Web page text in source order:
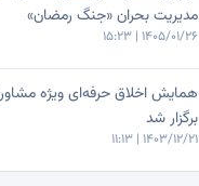
مدیریت بحران «جنگ رمضان»
1405/01/26 | 15:23
همایش اخلاق حرفه‌ای ویژه
برگزار شد
1403/12/21 | 11:13